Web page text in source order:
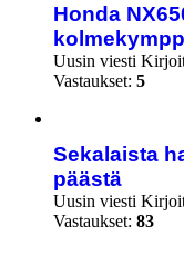
Honda
Uusin viesti
Vastaukset: 5
Sekalaista
päästä
Uusin viesti
Vastaukset: 83